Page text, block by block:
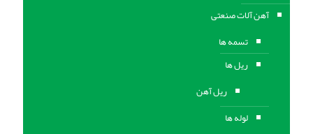
آهن آلات صنعتی
تسمه ها
ریل ها
ریل آهن
لوله ها